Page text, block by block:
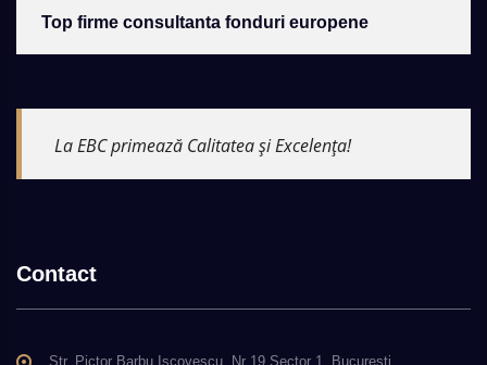
Top firme consultanta fonduri europene
La EBC primează Calitatea și Excelența!
Contact
Str. Pictor Barbu Iscovescu, Nr 19 Sector 1, Bucuresti.